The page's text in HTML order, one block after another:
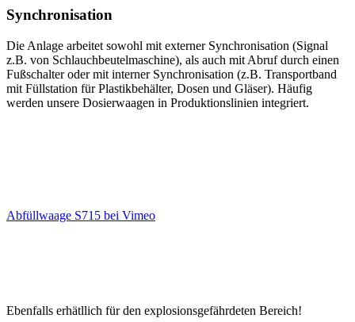
Synchronisation
Die Anlage arbeitet sowohl mit externer Synchronisation (Signal
z.B. von Schlauchbeutelmaschine), als auch mit Abruf durch einen
Fußschalter oder mit interner Synchronisation (z.B. Transportband
mit Füllstation für Plastikbehälter, Dosen und Gläser). Häufig
werden unsere Dosierwaagen in Produktionslinien integriert.
Abfüllwaage S715 bei Vimeo
Ebenfalls erhätllich für den explosionsgefährdeten Bereich!